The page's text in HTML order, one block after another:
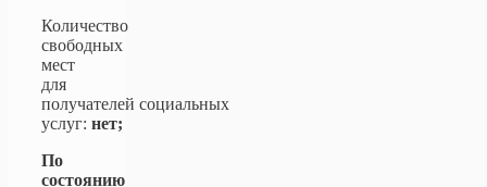
Количество
свободных
мест
для
получателей социальных
услуг: нет;
По
состоянию